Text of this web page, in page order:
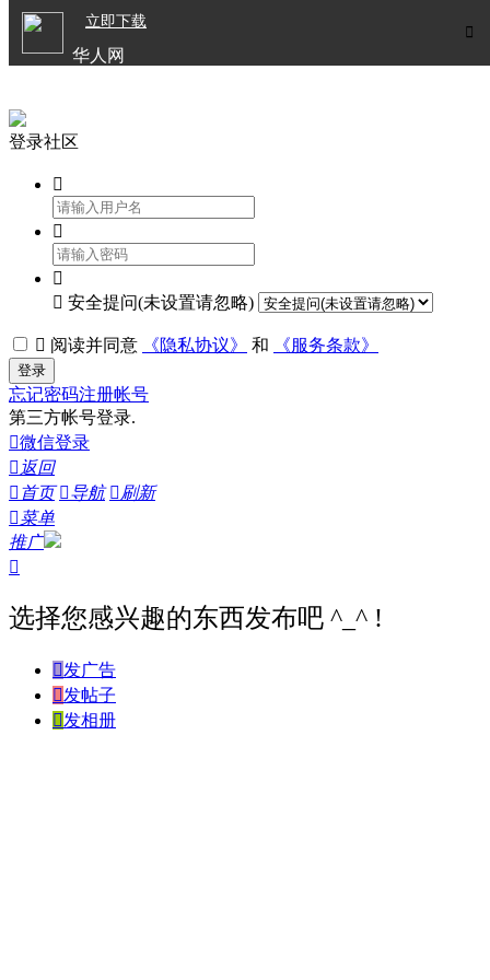

立即下载
华人网
登录社区



 安全提问(未设置请忽略)
 阅读并同意 《隐私协议》 和 《服务条款》
登录
忘记密码注册帐号
第三方帐号登录.
微信登录
 返回
 首页 导航 刷新
菜单
推广

选择您感兴趣的东西发布吧 ^_^ !
发广告
发帖子
发相册